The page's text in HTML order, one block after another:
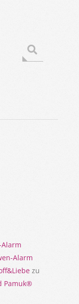
Alarm
zu
Pamuk®